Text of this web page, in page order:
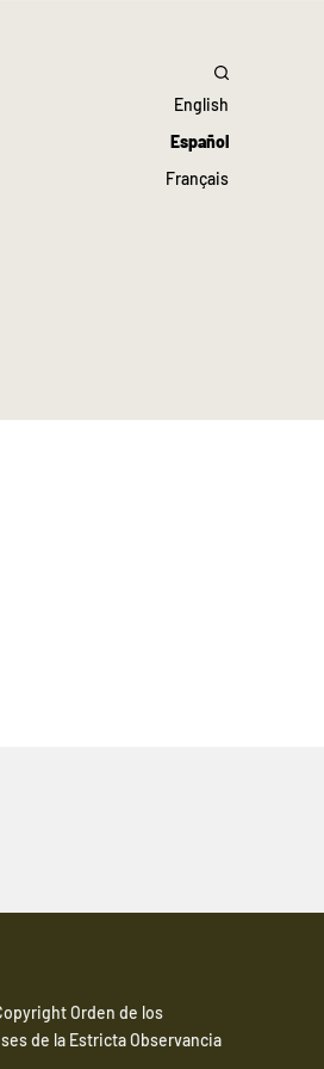
English
Español
Français
Orden de los
de la Estricta Observancia